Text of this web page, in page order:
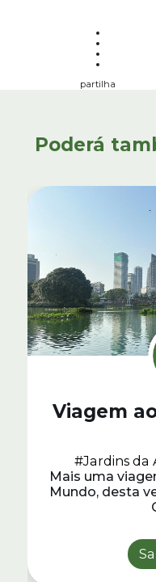
partilha
Poderá
Viagem
#Jardins da
Mais uma
Mundo, desta